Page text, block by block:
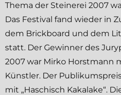
Thema der Steinerei 2007
Das Festival fand wieder in
dem Brickboard und dem
statt. Der Gewinner des
2007 war Mirko Horstmann
Künstler. Der
mit „Haschisch Kakalake“.